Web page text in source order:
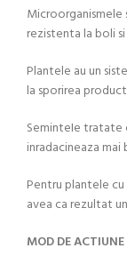
rezistenta la boli
Plantele au un
la sporirea
SeminteIe tratate
inradacineaza
Pentru plantele
avea ca rezultat
MOD DE